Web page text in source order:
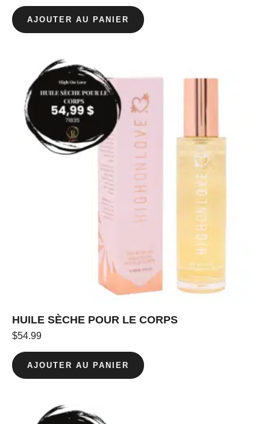
AJOUTER AU PANIER
HUILE SÈCHE POUR LE CORPS
$54.99
AJOUTER AU PANIER